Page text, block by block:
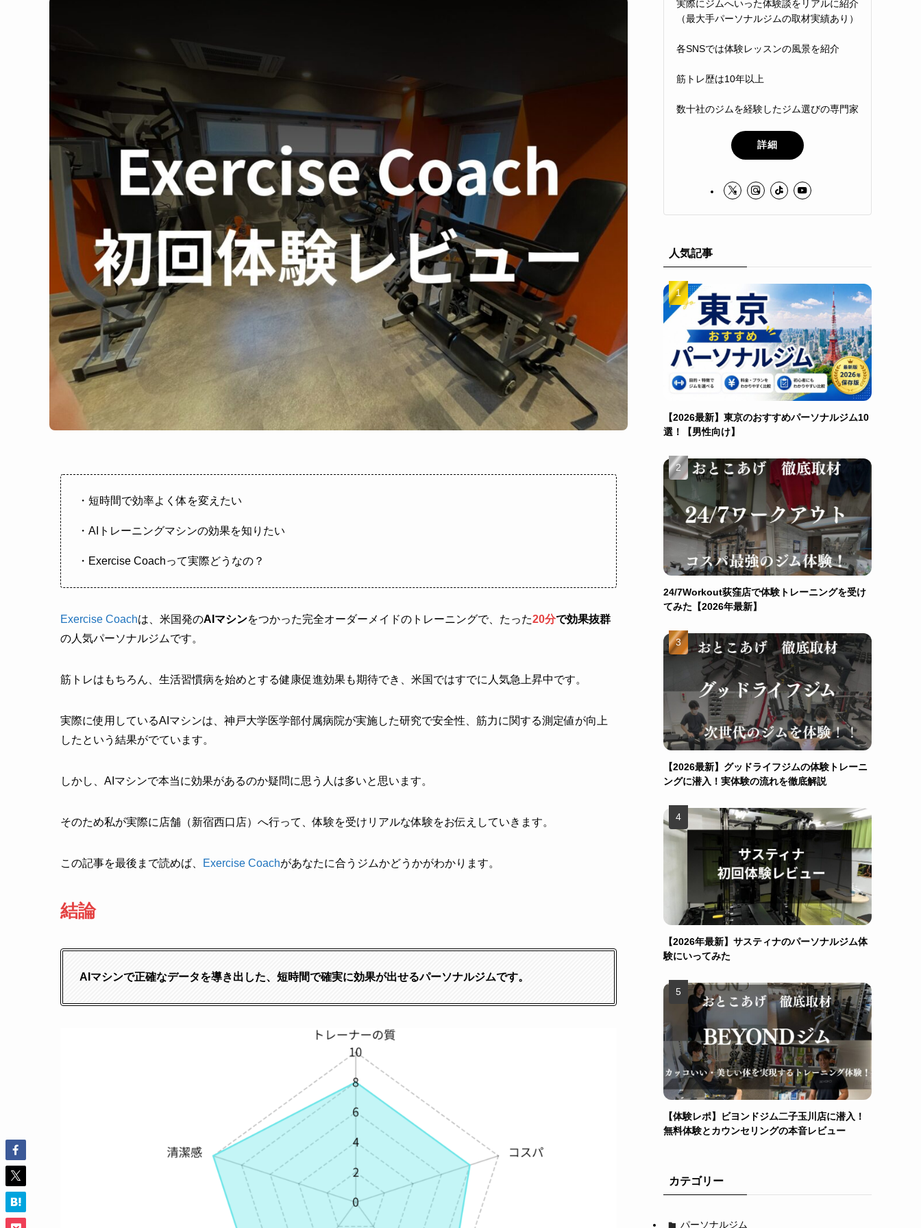
・短時間で効率よく体を変えたい
・AIトレーニングマシンの効果を知りたい
・Exercise Coachって実際どうなの？
Exercise Coachは、米国発のAIマシンをつかった完全オーダーメイドのトレーニングで、たった20分で効果抜群
の人気パーソナルジムです。
筋トレはもちろん、生活習慣病を始めとする健康促進効果も期待でき、米国ではすでに人気急上昇中です。
実際に使用しているAIマシンは、神戸大学医学部付属病院が実施した研究で安全性、筋力に関する測定値が向上
したという結果がでています。
しかし、AIマシンで本当に効果があるのか疑問に思う人は多いと思います。
そのため私が実際に店舗（新宿西口店）へ行って、体験を受けリアルな体験をお伝えしていきます。
この記事を最後まで読めば、 Exercise Coachがあなたに合うジムかどうかがわかります。
結論
AIマシンで正確なデータを導き出した、短時間で確実に効果が出せるパーソナルジムです。
実際にジムへいった体験談をリアルに紹介
（最大手パーソナルジムの取材実績あり）
各SNSでは体験レッスンの風景を紹介
筋トレ歴は10年以上
数十社のジムを経験したジム選びの専門家
詳細
人気記事
【2026最新】東京のおすすめパーソナルジム10
選！【男性向け】
24/7Workout荻窪店で体験トレーニングを受け
てみた【2026年最新】
【2026最新】グッドライフジムの体験トレーニ
ングに潜入！実体験の流れを徹底解説
【2026年最新】サスティナのパーソナルジム体
験にいってみた
【体験レポ】ビヨンドジム二子玉川店に潜入！
無料体験とカウンセリングの本音レビュー
カテゴリー
パーソナルジム